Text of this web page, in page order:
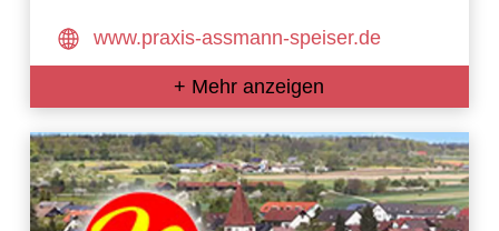
www.praxis-assmann-speiser.de
+ Mehr anzeigen